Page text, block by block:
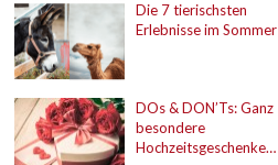
Die 7 tierischsten
Erlebnisse im Sommer
DOs & DON’Ts: Ganz
besondere
Hochzeitsgeschenke…